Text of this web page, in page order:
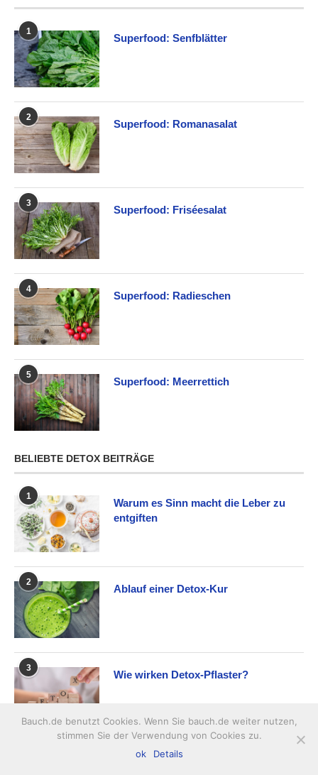
1
Superfood: Senfblätter
2
Superfood: Romanasalat
3
Superfood: Friséesalat
4
Superfood: Radieschen
5
Superfood: Meerrettich
BELIEBTE DETOX BEITRÄGE
1
Warum es Sinn macht die Leber zu
entgiften
2
Ablauf einer Detox-Kur
3
Wie wirken Detox-Pflaster?
Die Power von Detox-Tee
Bauch.de benutzt Cookies. Wenn Sie bauch.de weiter nutzen,
stimmen Sie der Verwendung von Cookies zu.
ok
Details